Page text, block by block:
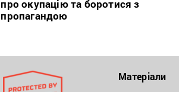
про окупацію та боротися з
пропагандою
Матеріали